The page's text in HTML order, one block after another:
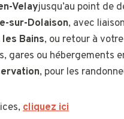
Velayjusqu’au point de
sur-Dolaison, avec
les Bains, ou retour à
gares ou hébergements
, pour les
cliquez ici